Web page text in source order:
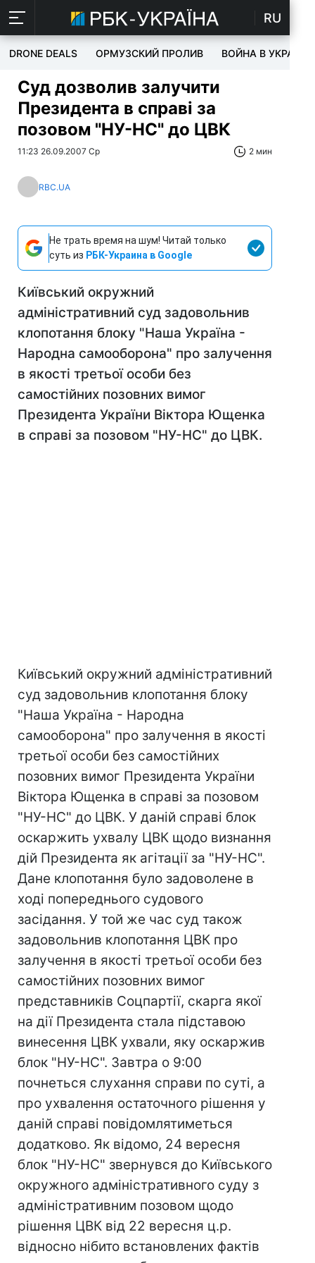
RU
DRONE DEALS ОРМУЗСКИЙ ПРОЛИВ ВОЙНА В УКРАИНЕ
Суд дозволив залучити
Президента в справі за
позовом "НУ-НС" до ЦВК
11:23 26.09.2007 Ср 2 мин
RBC.UA
Не трать время на шум! Читай только
суть из РБК-Украина в Google
Київський окружний
адміністративний суд задовольнив
клопотання блоку "Наша Україна -
Народна самооборона" про залучення
в якості третьої особи без
самостійних позовних вимог
Президента України Віктора Ющенка
в справі за позовом "НУ-НС" до ЦВК.
Київський окружний адміністративний
суд задовольнив клопотання блоку
"Наша Україна - Народна
самооборона" про залучення в якості
третьої особи без самостійних
позовних вимог Президента України
Віктора Ющенка в справі за позовом
"НУ-НС" до ЦВК. У даній справі блок
оскаржить ухвалу ЦВК щодо визнання
дій Президента як агітації за "НУ-НС".
Дане клопотання було задоволене в
ході попереднього судового
засідання. У той же час суд також
задовольнив клопотання ЦВК про
залучення в якості третьої особи без
самостійних позовних вимог
представників Соцпартії, скарга якої
на дії Президента стала підставою
винесення ЦВК ухвали, яку оскаржив
блок "НУ-НС". Завтра о 9:00
почнеться слухання справи по суті, а
про ухвалення остаточного рішення у
даній справі повідомлятиметься
додатково. Як відомо, 24 вересня
блок "НУ-НС" звернувся до Київського
окружного адміністративного суду з
адміністративним позовом щодо
рішення ЦВК від 22 вересня ц.р.
відносно нібито встановлених фактів